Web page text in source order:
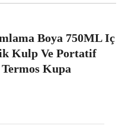
Boya 750ML Iç
Kulp Ve Portatif
Kupa